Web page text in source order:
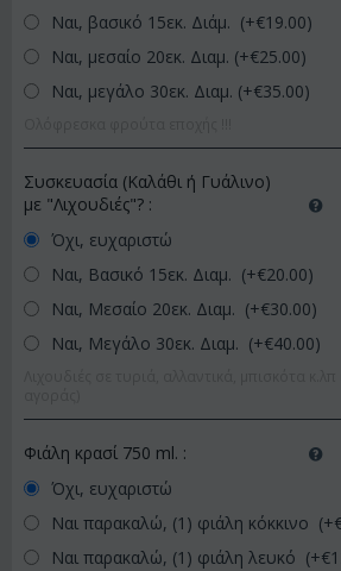
Ναι, βασικό 15εκ. Διάμ. (+€19.00)
Ναι, μεσαίο 20εκ. Διαμ. (+€25.00)
Ναι, μεγάλο 30εκ. Διαμ. (+€35.00)
Συσκευασία (Καλάθι ή Γυάλινο)
με "Λιχουδιές"? :
Όχι, ευχαριστώ
Ναι, Βασικό 15εκ. Διαμ. (+€20.00)
Ναι, Μεσαίο 20εκ. Διαμ. (+€30.00)
Ναι, Μεγάλο 30εκ. Διαμ. (+€40.00)
Φιάλη κρασί 750 ml. :
Όχι, ευχαριστώ
Ναι παρακαλώ, (1) φιάλη κόκκινο
Ναι παρακαλώ, (1) φιάλη λευκό (+€